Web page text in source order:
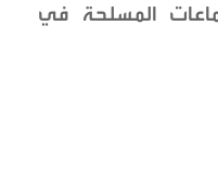
المسلحة في